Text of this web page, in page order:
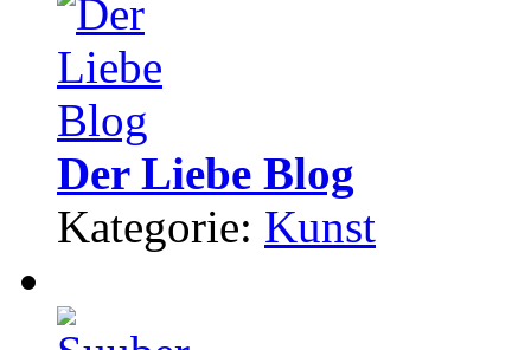
Der Liebe Blog
Kategorie: Kunst